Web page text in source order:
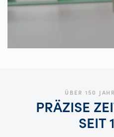
ÜBER 150
PRÄZISE
SEIT